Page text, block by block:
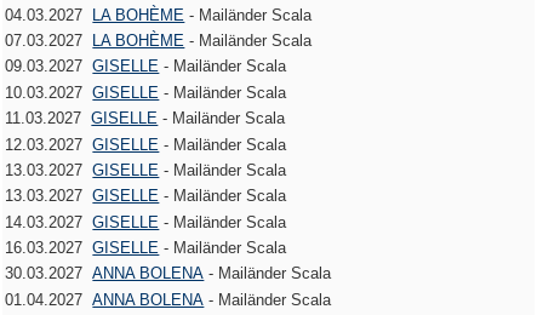
04.03.2027 LA BOHÈME - Mailänder Scala
07.03.2027
LA BOHÈME - Mailänder Scala
09.03.2027GISELLE - Mailänder Scala
10.03.2027GISELLE - Mailänder Scala
11.03.2027GISELLE - Mailänder Scala
12.03.2027GISELLE - Mailänder Scala
13.03.2027GISELLE - Mailänder Scala
13.03.2027GISELLE - Mailänder Scala
14.03.2027GISELLE - Mailänder Scala
16.03.2027GISELLE - Mailänder Scala
30.03.2027ANNA BOLENA - Mailänder Scala
01.04.2027ANNA BOLENA - Mailänder Scala